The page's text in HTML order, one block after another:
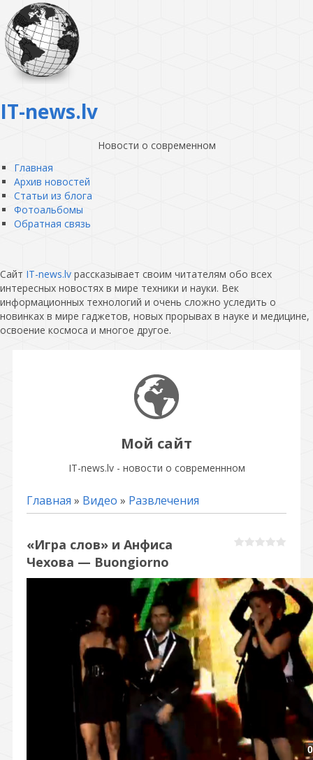
IT-news.lv
Новости о современном
Главная
Архив новостей
Статьи из блога
Фотоальбомы
Обратная связь
Сайт IT-news.lv рассказывает своим читателям обо всех
интересных новостях в мире техники и науки. Век
информационных технологий и очень сложно уследить о
новинках в мире гаджетов, новых прорывах в науке и медицине,
освоение космоса и многое другое.
Мой сайт
IT-news.lv - новости о современнном
Главная » Видео » Развлечения
«Игра слов» и Анфиса
Чехова — Buongiorno